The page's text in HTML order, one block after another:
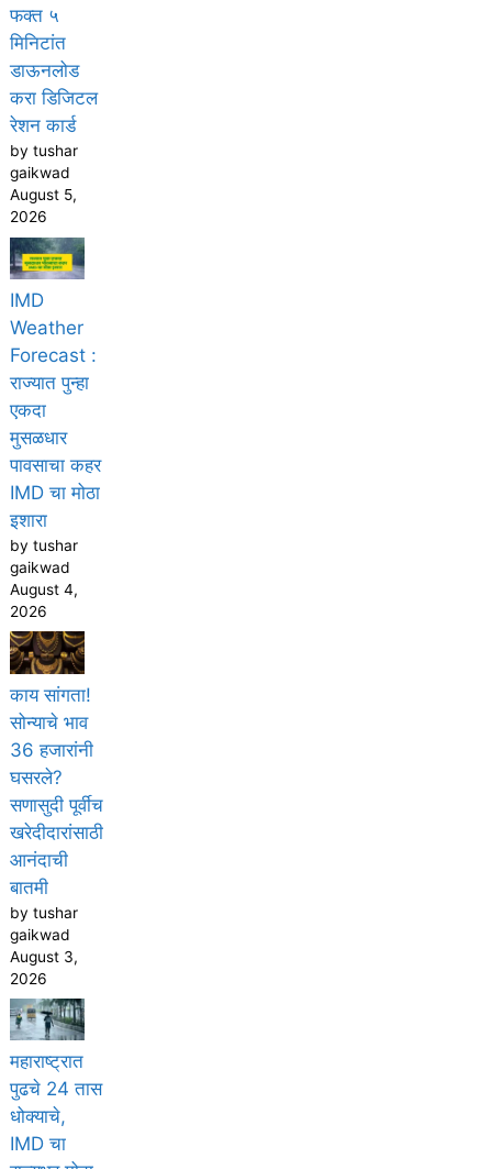
फक्त ५
मिनिटांत
डाऊनलोड
करा डिजिटल
रेशन कार्ड
by tushar
gaikwad
August 5,
2026
IMD
Weather
Forecast :
राज्यात पुन्हा
एकदा
मुसळधार
पावसाचा कहर
IMD चा मोठा
इशारा
by tushar
gaikwad
August 4,
2026
काय सांगता!
सोन्याचे भाव
36 हजारांनी
घसरले?
सणासुदी पूर्वीच
खरेदीदारांसाठी
आनंदाची
बातमी
by tushar
gaikwad
August 3,
2026
महाराष्ट्रात
पुढचे 24 तास
धोक्याचे,
IMD चा